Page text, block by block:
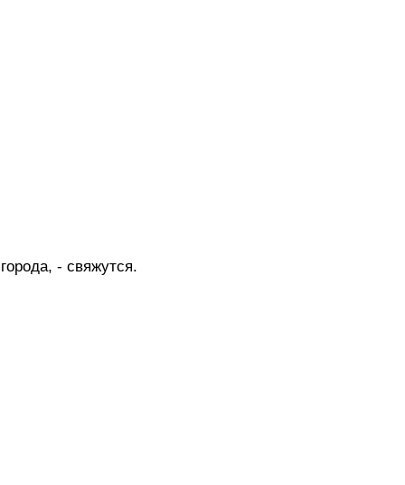
- свяжутся.